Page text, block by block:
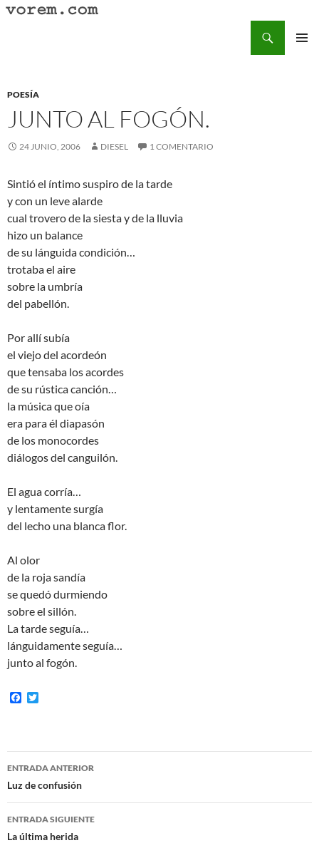
Saltar
POESÍA
JUNTO AL FOGÓN.
24 JUNIO, 2006 DIESEL 1 COMENTARIO
Sintió el íntimo suspiro de la tarde
y con un leve alarde
cual trovero de la siesta y de la lluvia
hizo un balance
de su lánguida condición…
trotaba el aire
sobre la umbría
del pabellón.
Por allí subía
el viejo del acordeón
que tensaba los acordes
de su rústica canción…
la música que oía
era para él diapasón
de los monocordes
diálogos del canguilón.
El agua corría…
y lentamente surgía
del lecho una blanca flor.
Al olor
de la roja sandía
se quedó durmiendo
sobre el sillón.
La tarde seguía…
lánguidamente seguía…
junto al fogón.
F
o
o
e
r
Navegación
de
entradas
ENTRADA ANTERIOR
Luz de confusión
ENTRADA SIGUIENTE
La última herida